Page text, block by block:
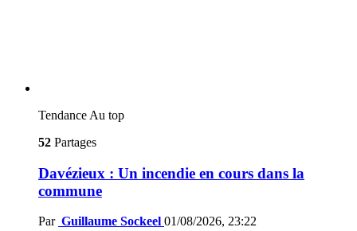
Tendance Au top
52 Partages
Davézieux : Un incendie en cours dans la
commune
Par Guillaume Sockeel 01/08/2026, 23:22